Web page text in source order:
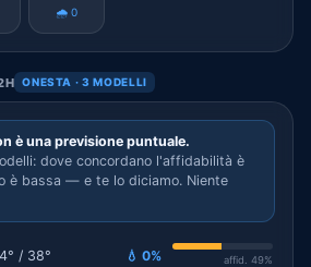
🌧️ 0
ONESTA · 3 MODELLI
è una previsione puntuale.
dove concordano l'affidabilità è
è bassa — e te lo diciamo. Niente
/ 38° 💧 0% affid. 49%